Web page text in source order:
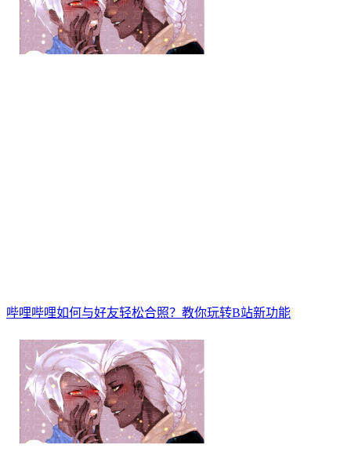
哔哩哔哩如何与好友轻松合照？教你玩转B站新功能